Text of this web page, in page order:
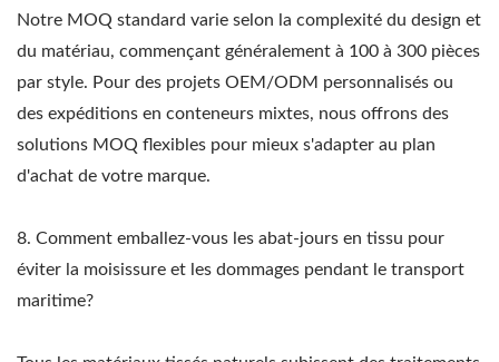
Notre MOQ standard varie selon la complexité du design et
du matériau, commençant généralement à 100 à 300 pièces
par style. Pour des projets OEM/ODM personnalisés ou
des expéditions en conteneurs mixtes, nous offrons des
solutions MOQ flexibles pour mieux s'adapter au plan
d'achat de votre marque.
8. Comment emballez-vous les abat-jours en tissu pour
éviter la moisissure et les dommages pendant le transport
maritime?